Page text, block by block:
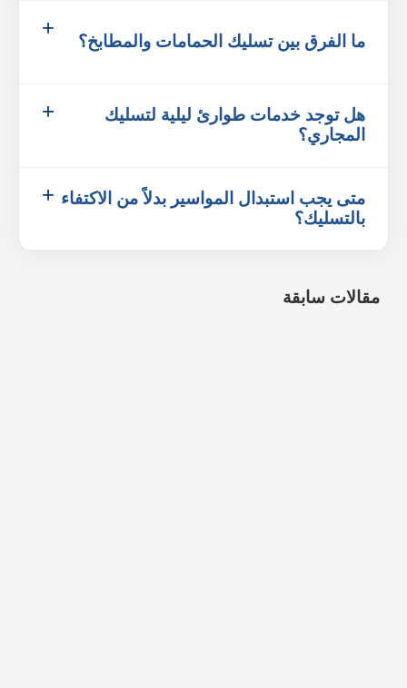
ما الفرق بين تسليك الحمامات والمطابخ؟
هل توجد خدمات طوارئ ليلية لتسليك
المجاري؟
متى يجب استبدال المواسير بدلاً من الاكتفاء
بالتسليك؟
مقالات سابقة